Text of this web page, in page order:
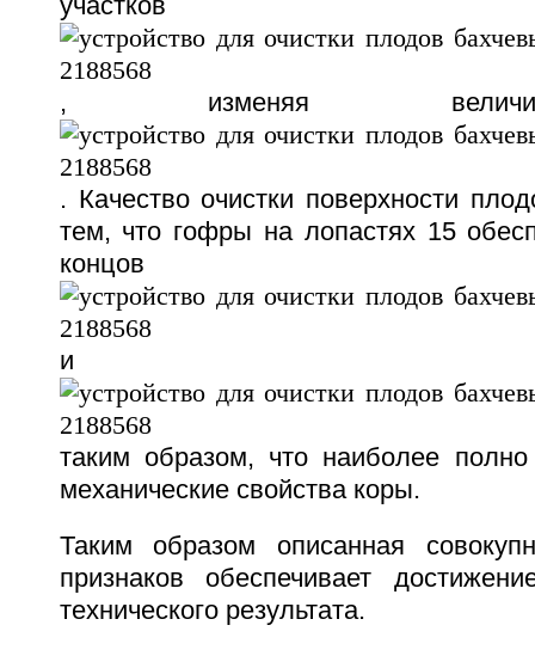
участков
, изменяя
. Качество очистки поверхности
тем, что гофры на лопастях 15
концов
и
таким образом, что наиболее
механические свойства коры.
Таким образом описанная
признаков обеспечивает
технического результата.